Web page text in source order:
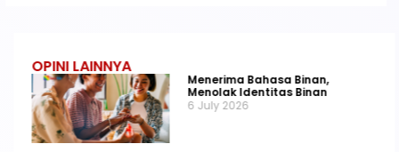
OPINI LAINNYA
Menerima Bahasa Binan,
Menolak Identitas Binan
6 July 2026